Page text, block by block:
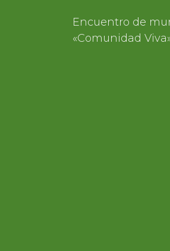
Encuentro de
«Comunidad